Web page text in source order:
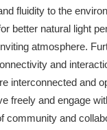
fluidity to the
better natural light
atmosphere.
and
interconnected and
freely and engage
community and